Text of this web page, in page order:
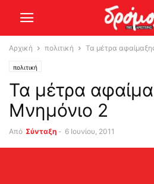
Αρχική πολιτική Τα μέτρα
πολιτική
Τα μέτρα
Μνημόνιο 2
Από Σύνταξη - 6 Ιουνίου, 2011